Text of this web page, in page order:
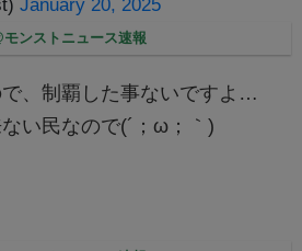
January 20, 2025
ンストニュース速報
、制覇した事ないですよ…
い民なので(´；ω；｀)